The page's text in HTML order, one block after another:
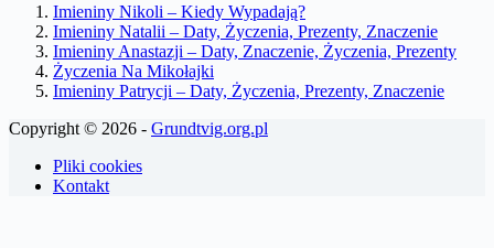
Imieniny Nikoli – Kiedy Wypadają?
Imieniny Natalii – Daty, Życzenia, Prezenty, Znaczenie
Imieniny Anastazji – Daty, Znaczenie, Życzenia, Prezenty
Życzenia Na Mikołajki
Imieniny Patrycji – Daty, Życzenia, Prezenty, Znaczenie
Copyright © 2026 - Grundtvig.org.pl
Pliki cookies
Kontakt